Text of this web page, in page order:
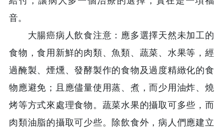
音。
大腸癌病人飲食注意：應多選擇天然未加工的
食物，食用新鮮的肉類、魚類、蔬菜、水果等，經
過醃製、煙燻、發酵製作的食物及過度精緻化的食
物應避免；且應儘量使用蒸、煮，而少用油炸、燒
烤等方式來處理食物。蔬菜水果的攝取可多些，而
肉類油脂的攝取可少些。除飲食外，病人們應建立